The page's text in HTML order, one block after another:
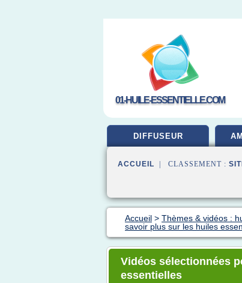
01-HUILE-ESSENTIELLE.COM
DIFFUSEUR
ACCUEIL | CLASSEMENT :
Accueil > Thèmes & vidéos :
savoir plus sur les huiles
Vidéos sélectionnées
essentielles